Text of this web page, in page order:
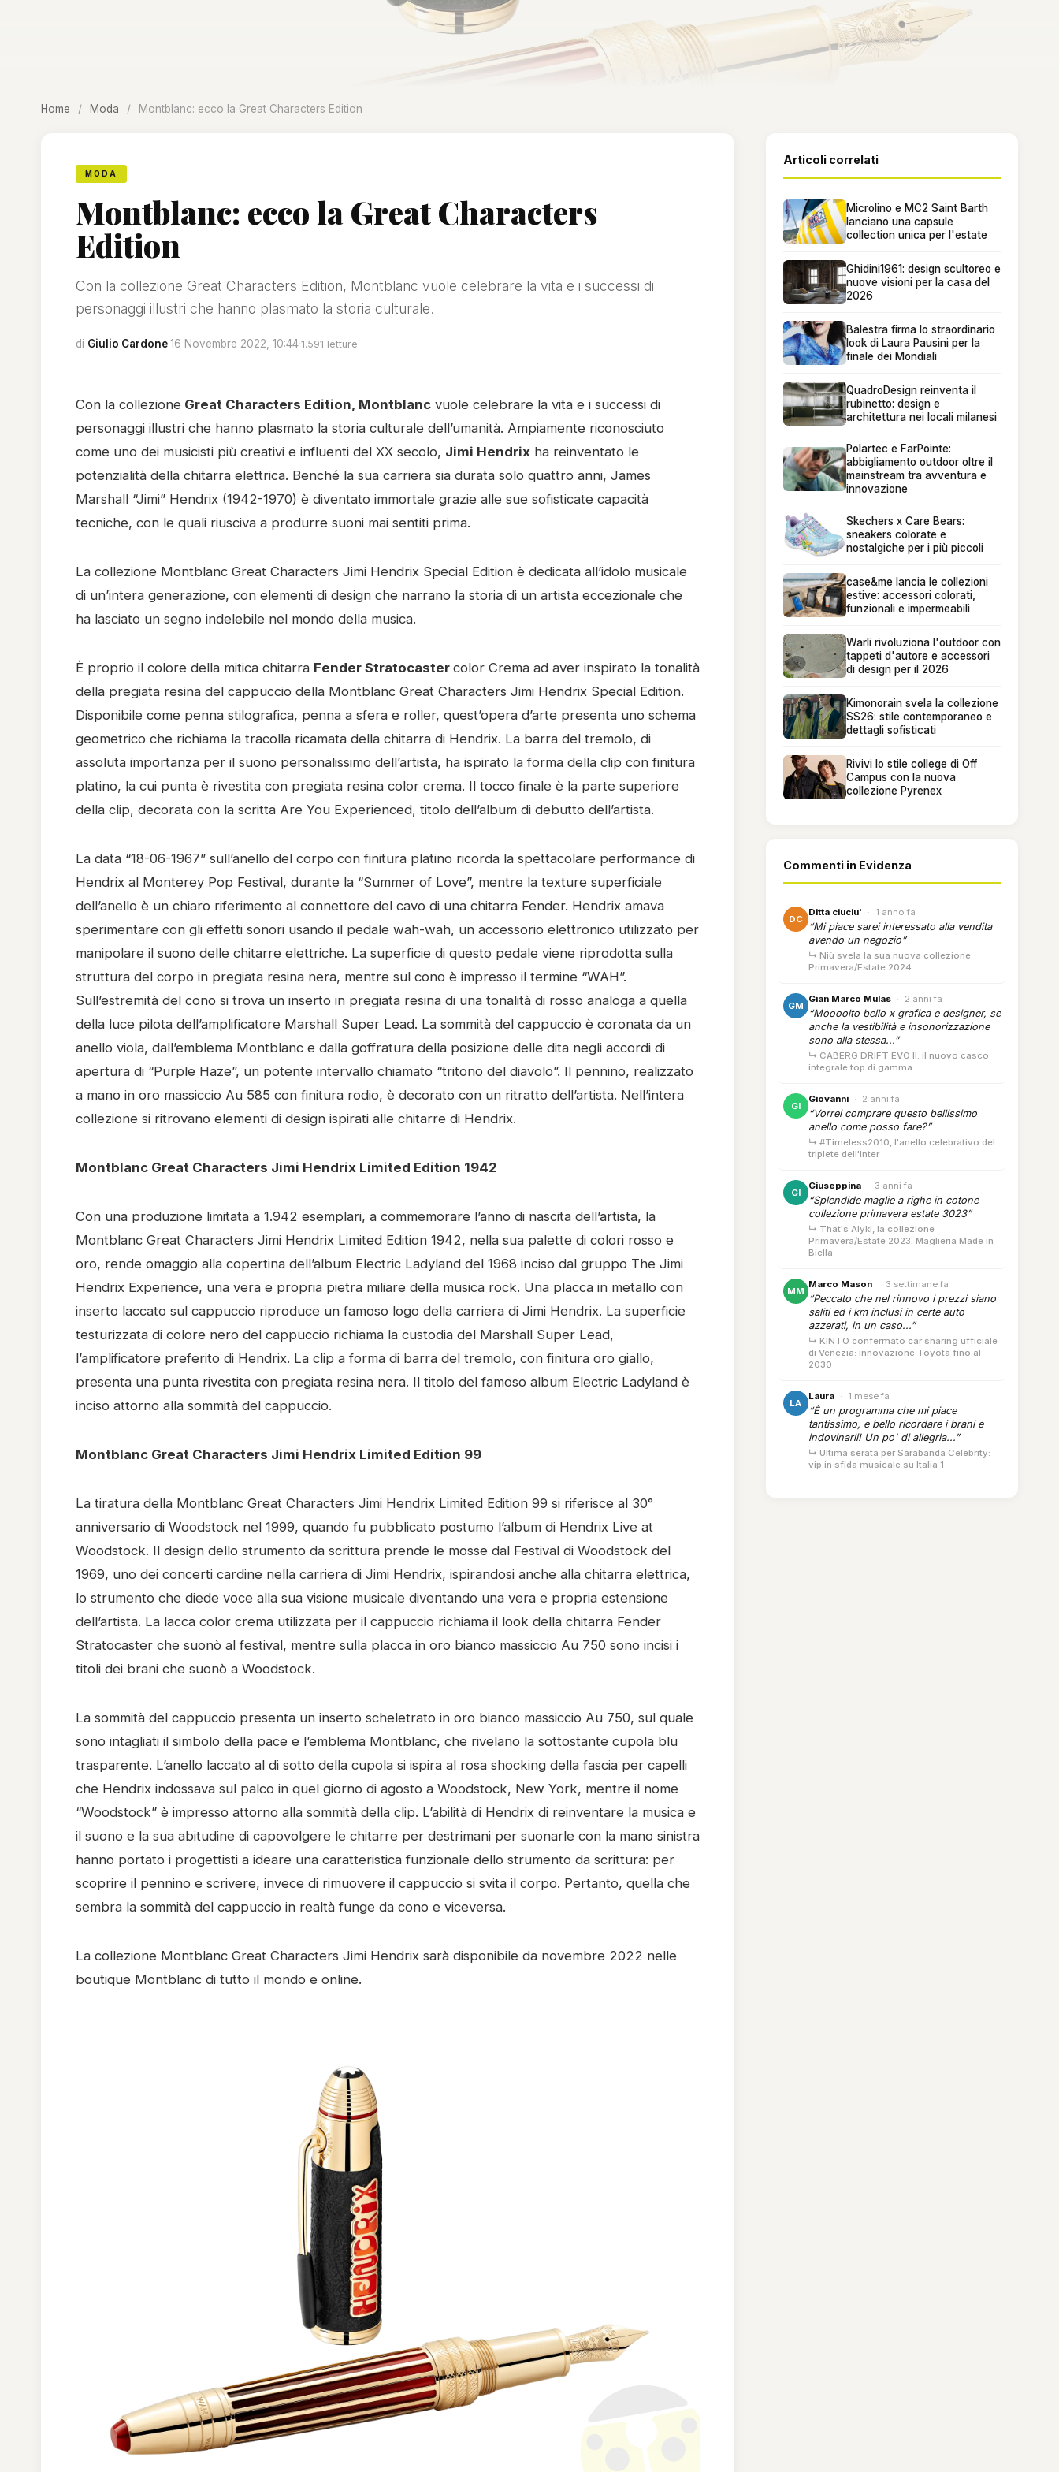
Home / Moda / Montblanc: ecco la Great Characters Edition
MODA
Montblanc: ecco la Great Characters
Edition
Con la collezione Great Characters Edition, Montblanc vuole celebrare la vita e i successi di
personaggi illustri che hanno plasmato la storia culturale.
di Giulio Cardone·16 Novembre 2022, 10:44·1.591 letture
Con la collezione Great Characters Edition, Montblanc vuole celebrare la vita e i successi di
personaggi illustri che hanno plasmato la storia culturale dell’umanità. Ampiamente riconosciuto
come uno dei musicisti più creativi e influenti del XX secolo, Jimi Hendrix ha reinventato le
potenzialità della chitarra elettrica. Benché la sua carriera sia durata solo quattro anni, James
Marshall “Jimi” Hendrix (1942-1970) è diventato immortale grazie alle sue sofisticate capacità
tecniche, con le quali riusciva a produrre suoni mai sentiti prima.
La collezione Montblanc Great Characters Jimi Hendrix Special Edition è dedicata all’idolo musicale
di un’intera generazione, con elementi di design che narrano la storia di un artista eccezionale che
ha lasciato un segno indelebile nel mondo della musica.
È proprio il colore della mitica chitarra Fender Stratocaster color Crema ad aver inspirato la tonalità
della pregiata resina del cappuccio della Montblanc Great Characters Jimi Hendrix Special Edition.
Disponibile come penna stilografica, penna a sfera e roller, quest’opera d’arte presenta uno schema
geometrico che richiama la tracolla ricamata della chitarra di Hendrix. La barra del tremolo, di
assoluta importanza per il suono personalissimo dell’artista, ha ispirato la forma della clip con finitura
platino, la cui punta è rivestita con pregiata resina color crema. Il tocco finale è la parte superiore
della clip, decorata con la scritta Are You Experienced, titolo dell’album di debutto dell’artista.
La data “18-06-1967” sull’anello del corpo con finitura platino ricorda la spettacolare performance di
Hendrix al Monterey Pop Festival, durante la “Summer of Love”, mentre la texture superficiale
dell’anello è un chiaro riferimento al connettore del cavo di una chitarra Fender. Hendrix amava
sperimentare con gli effetti sonori usando il pedale wah-wah, un accessorio elettronico utilizzato per
manipolare il suono delle chitarre elettriche. La superficie di questo pedale viene riprodotta sulla
struttura del corpo in pregiata resina nera, mentre sul cono è impresso il termine “WAH”.
Sull’estremità del cono si trova un inserto in pregiata resina di una tonalità di rosso analoga a quella
della luce pilota dell’amplificatore Marshall Super Lead. La sommità del cappuccio è coronata da un
anello viola, dall’emblema Montblanc e dalla goffratura della posizione delle dita negli accordi di
apertura di “Purple Haze”, un potente intervallo chiamato “tritono del diavolo”. Il pennino, realizzato
a mano in oro massiccio Au 585 con finitura rodio, è decorato con un ritratto dell’artista. Nell’intera
collezione si ritrovano elementi di design ispirati alle chitarre di Hendrix.
Montblanc Great Characters Jimi Hendrix Limited Edition 1942
Con una produzione limitata a 1.942 esemplari, a commemorare l’anno di nascita dell’artista, la
Montblanc Great Characters Jimi Hendrix Limited Edition 1942, nella sua palette di colori rosso e
oro, rende omaggio alla copertina dell’album Electric Ladyland del 1968 inciso dal gruppo The Jimi
Hendrix Experience, una vera e propria pietra miliare della musica rock. Una placca in metallo con
inserto laccato sul cappuccio riproduce un famoso logo della carriera di Jimi Hendrix. La superficie
testurizzata di colore nero del cappuccio richiama la custodia del Marshall Super Lead,
l’amplificatore preferito di Hendrix. La clip a forma di barra del tremolo, con finitura oro giallo,
presenta una punta rivestita con pregiata resina nera. Il titolo del famoso album Electric Ladyland è
inciso attorno alla sommità del cappuccio.
Montblanc Great Characters Jimi Hendrix Limited Edition 99
La tiratura della Montblanc Great Characters Jimi Hendrix Limited Edition 99 si riferisce al 30°
anniversario di Woodstock nel 1999, quando fu pubblicato postumo l’album di Hendrix Live at
Woodstock. Il design dello strumento da scrittura prende le mosse dal Festival di Woodstock del
1969, uno dei concerti cardine nella carriera di Jimi Hendrix, ispirandosi anche alla chitarra elettrica,
lo strumento che diede voce alla sua visione musicale diventando una vera e propria estensione
dell’artista. La lacca color crema utilizzata per il cappuccio richiama il look della chitarra Fender
Stratocaster che suonò al festival, mentre sulla placca in oro bianco massiccio Au 750 sono incisi i
titoli dei brani che suonò a Woodstock.
La sommità del cappuccio presenta un inserto scheletrato in oro bianco massiccio Au 750, sul quale
sono intagliati il simbolo della pace e l’emblema Montblanc, che rivelano la sottostante cupola blu
trasparente. L’anello laccato al di sotto della cupola si ispira al rosa shocking della fascia per capelli
che Hendrix indossava sul palco in quel giorno di agosto a Woodstock, New York, mentre il nome
“Woodstock” è impresso attorno alla sommità della clip. L’abilità di Hendrix di reinventare la musica e
il suono e la sua abitudine di capovolgere le chitarre per destrimani per suonarle con la mano sinistra
hanno portato i progettisti a ideare una caratteristica funzionale dello strumento da scrittura: per
scoprire il pennino e scrivere, invece di rimuovere il cappuccio si svita il corpo. Pertanto, quella che
sembra la sommità del cappuccio in realtà funge da cono e viceversa.
La collezione Montblanc Great Characters Jimi Hendrix sarà disponibile da novembre 2022 nelle
boutique Montblanc di tutto il mondo e online.
Articoli correlati
Microlino e MC2 Saint Barth
lanciano una capsule
collection unica per l'estate
Ghidini1961: design scultoreo e
nuove visioni per la casa del
2026
Balestra firma lo straordinario
look di Laura Pausini per la
finale dei Mondiali
QuadroDesign reinventa il
rubinetto: design e
architettura nei locali milanesi
Polartec e FarPointe:
abbigliamento outdoor oltre il
mainstream tra avventura e
innovazione
Skechers x Care Bears:
sneakers colorate e
nostalgiche per i più piccoli
case&me lancia le collezioni
estive: accessori colorati,
funzionali e impermeabili
Warli rivoluziona l'outdoor con
tappeti d'autore e accessori
di design per il 2026
Kimonorain svela la collezione
SS26: stile contemporaneo e
dettagli sofisticati
Rivivi lo stile college di Off
Campus con la nuova
collezione Pyrenex
Commenti in Evidenza
DC
Ditta ciuciu' · 1 anno fa
“Mi piace sarei interessato alla vendita
avendo un negozio”
↳ Niù svela la sua nuova collezione
Primavera/Estate 2024
GM
Gian Marco Mulas · 2 anni fa
“Moooolto bello x grafica e designer, se
anche la vestibilità e insonorizzazione
sono alla stessa...”
↳ CABERG DRIFT EVO II: il nuovo casco
integrale top di gamma
GI
Giovanni · 2 anni fa
“Vorrei comprare questo bellissimo
anello come posso fare?”
↳ #Timeless2010, l'anello celebrativo del
triplete dell'Inter
GI
Giuseppina · 3 anni fa
“Splendide maglie a righe in cotone
collezione primavera estate 3023”
↳ That's Alyki, la collezione
Primavera/Estate 2023. Maglieria Made in
Biella
MM
Marco Mason · 3 settimane fa
“Peccato che nel rinnovo i prezzi siano
saliti ed i km inclusi in certe auto
azzerati, in un caso...”
↳ KINTO confermato car sharing ufficiale
di Venezia: innovazione Toyota fino al
2030
LA
Laura · 1 mese fa
“È un programma che mi piace
tantissimo, e bello ricordare i brani e
indovinarli! Un po' di allegria...”
↳ Ultima serata per Sarabanda Celebrity:
vip in sfida musicale su Italia 1